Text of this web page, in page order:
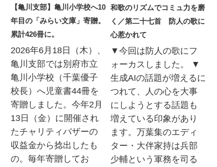
【亀川支部】亀川小学校へ10
年目の「みらい文庫」寄贈。
累計426冊に。
2026年6月18日（木）、
亀川支部では別府市立
亀川小学校（千葉優子
校長）へ児童書44冊を
寄贈しました。今年2月
13日（金）に開催され
たチャリティバザーの
収益金から捻出したも
の。毎年寄贈してお
和歌のリズムでコミュ力を磨
く／第二十七首 防人の歌に
心惹かれて
▼今回は防人の歌にフ
ォーカスしました。 ▼
生成AIの話題が増えるに
つれて、人の心を大事
にしようとする話題も
増えている印象があり
ます。万葉集のエディ
ター・大伴家持は兵部
少輔という軍務を司る